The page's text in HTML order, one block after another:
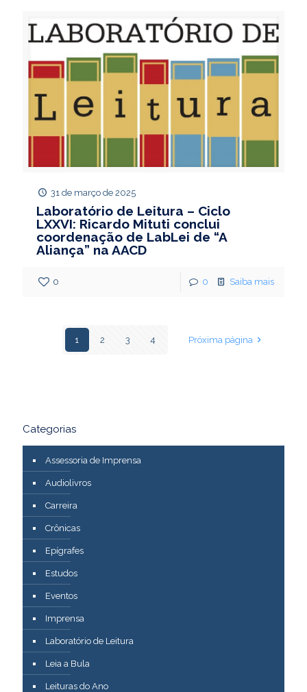
31 de março de 2025
Laboratório de Leitura – Ciclo
LXXVI: Ricardo Mituti conclui
coordenação de LabLei de “A
Aliança” na AACD
0 0 Saiba mais
1 2 3 4 Próxima página
Categorias
Assessoria de Imprensa
Audiolivros
Carreira
Crônicas
Epígrafes
Estudos
Eventos
Imprensa
Laboratório de Leitura
Leia a Bula
Leituras do Ano